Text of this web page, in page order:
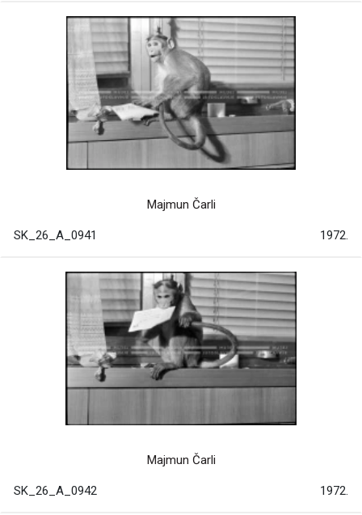
Majmun Čarli
SK_26_A_0941 1972.
Majmun Čarli
SK_26_A_0942 1972.